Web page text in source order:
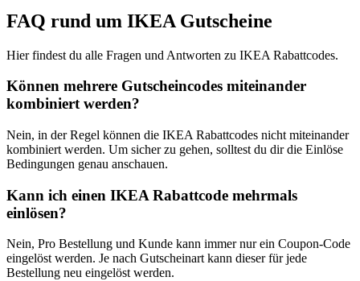
FAQ rund um IKEA Gutscheine
Hier findest du alle Fragen und Antworten zu IKEA Rabattcodes.
Können mehrere Gutscheincodes miteinander
kombiniert werden?
Nein, in der Regel können die IKEA Rabattcodes nicht miteinander
kombiniert werden. Um sicher zu gehen, solltest du dir die Einlöse
Bedingungen genau anschauen.
Kann ich einen IKEA Rabattcode mehrmals
einlösen?
Nein, Pro Bestellung und Kunde kann immer nur ein Coupon-Code
eingelöst werden. Je nach Gutscheinart kann dieser für jede
Bestellung neu eingelöst werden.